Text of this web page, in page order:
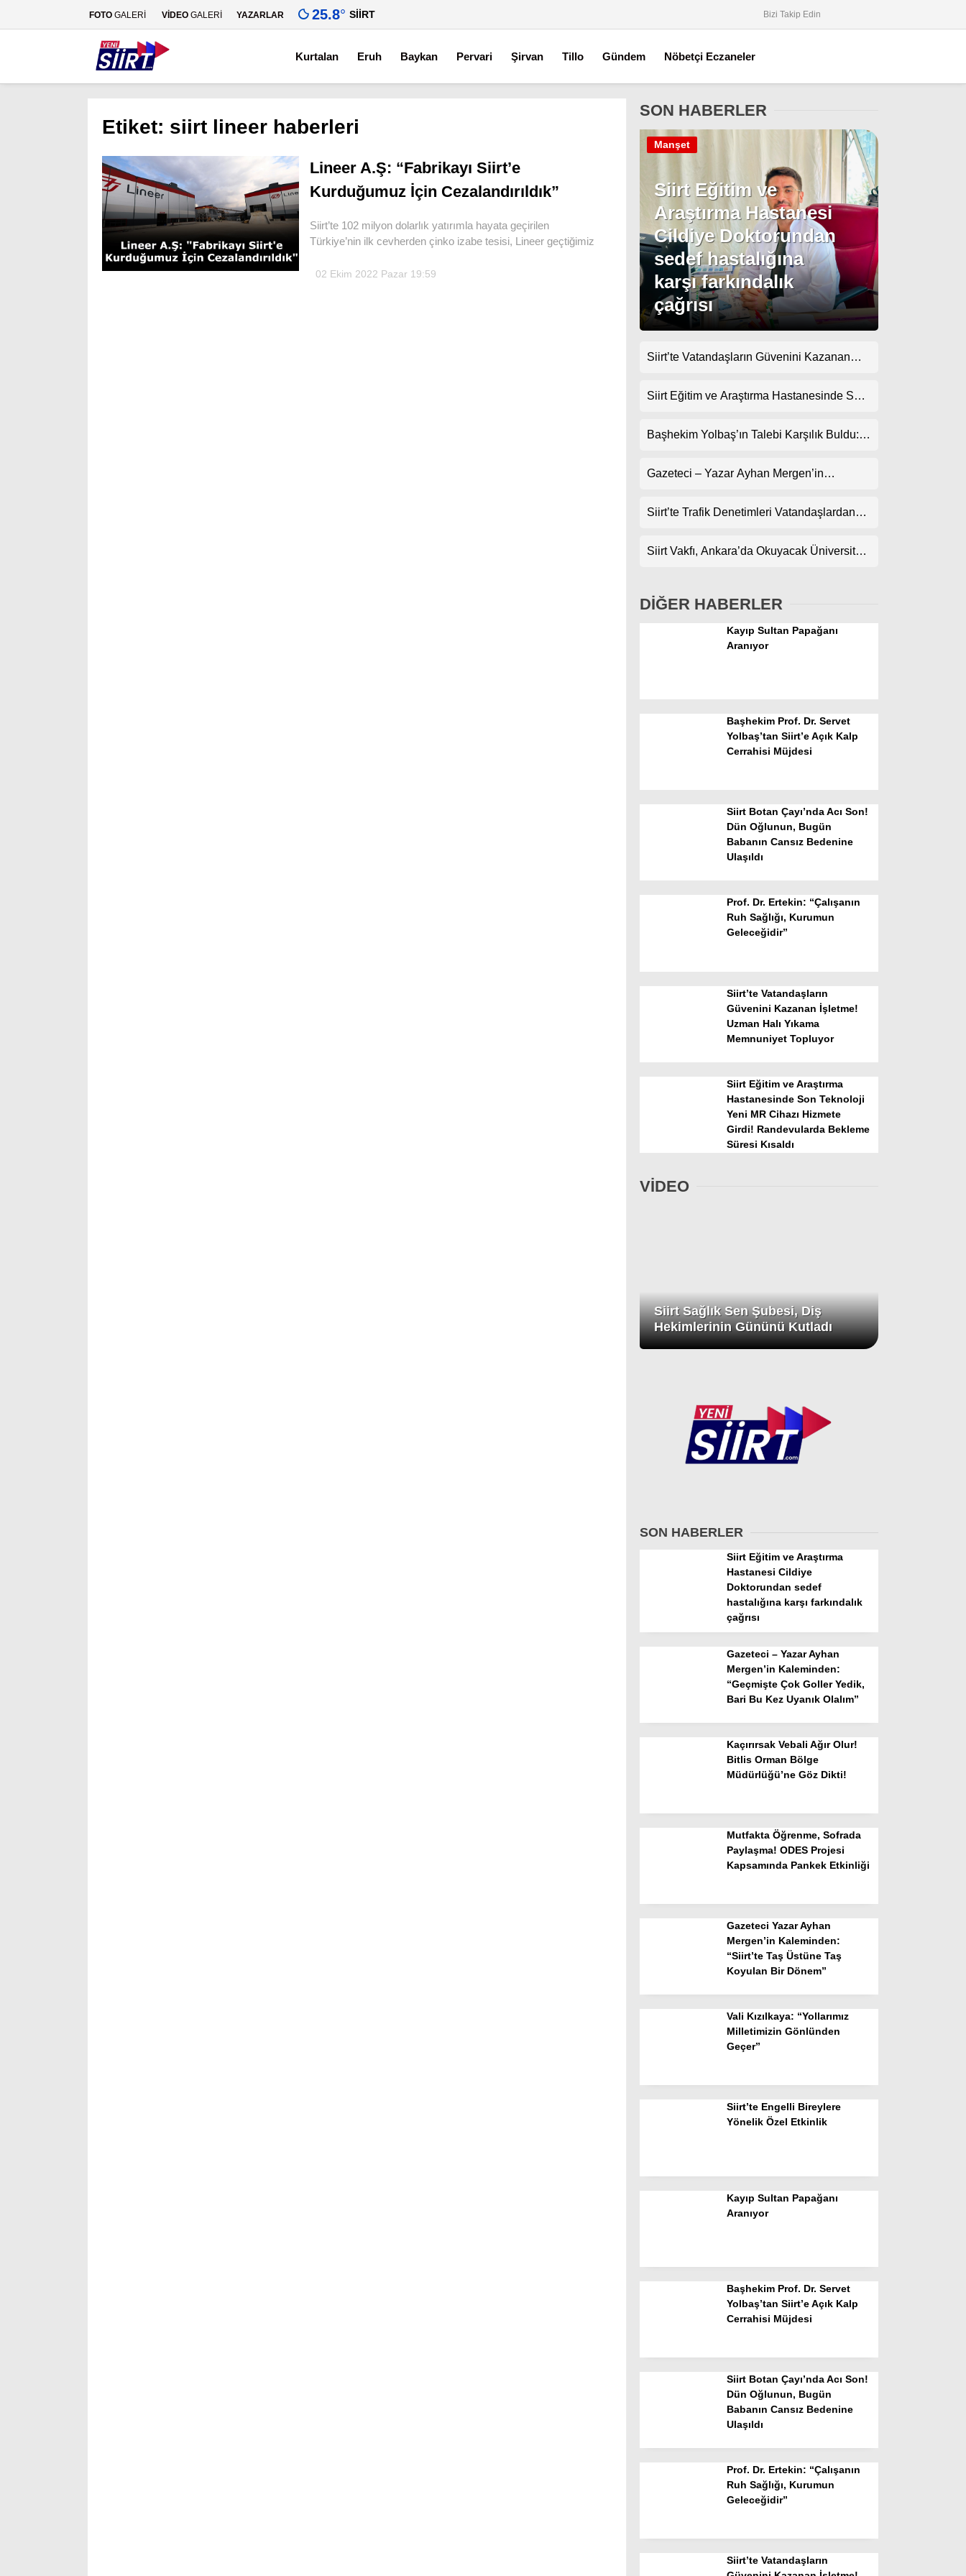
Gündem
Dünya
Spor
Facebook
FOTO GALERİ VİDEO GALERİ YAZARLAR 25.8° SIIRT Bizi Takip Edin
Kurtalan Eruh Baykan Pervari Şirvan Tillo Gündem Nöbetçi Eczaneler
Etiket: siirt lineer haberleri
Lineer A.Ş: “Fabrikayı Siirt’e
Kurduğumuz İçin Cezalandırıldık”
​Siirt’te 102 milyon dolarlık yatırımla hayata geçirilen
Türkiye’nin ilk cevherden çinko izabe tesisi, Lineer geçtiğimiz
02 Ekim 2022 Pazar 19:59
SON HABERLER
Siirt Eğitim ve
Araştırma Hastanesi
Cildiye Doktorundan
sedef hastalığına
karşı farkındalık
çağrısı
Manşet
Siirt’te Vatandaşların Güvenini Kazanan
Topluyor
Siirt Eğitim ve Araştırma Hastanesinde Son
Randevularda Bekleme Süresi Kısaldı
Başhekim Yolbaş’ın Talebi Karşılık Buldu:
Gazeteci – Yazar Ayhan Mergen’in
Kuralları”
Siirt’te Trafik Denetimleri Vatandaşlardan
Siirt Vakfı, Ankara’da Okuyacak Üniversite
DİĞER HABERLER
Kayıp Sultan Papağanı
Aranıyor
Başhekim Prof. Dr. Servet
Yolbaş’tan Siirt’e Açık Kalp
Cerrahisi Müjdesi
Siirt Botan Çayı’nda Acı Son!
Dün Oğlunun, Bugün
Babanın Cansız Bedenine
Ulaşıldı
Prof. Dr. Ertekin: “Çalışanın
Ruh Sağlığı, Kurumun
Geleceğidir”
Siirt’te Vatandaşların
Güvenini Kazanan İşletme!
Uzman Halı Yıkama
Memnuniyet Topluyor
Siirt Eğitim ve Araştırma
Hastanesinde Son Teknoloji
Yeni MR Cihazı Hizmete
Girdi! Randevularda Bekleme
Süresi Kısaldı
VİDEO
Siirt Sağlık Sen Şubesi, Diş
Hekimlerinin Gününü Kutladı
SON HABERLER
Siirt Eğitim ve Araştırma
Hastanesi Cildiye
Doktorundan sedef
hastalığına karşı farkındalık
çağrısı
Gazeteci – Yazar Ayhan
Mergen’in Kaleminden:
“Geçmişte Çok Goller Yedik,
Bari Bu Kez Uyanık Olalım”
Kaçırırsak Vebali Ağır Olur!
Bitlis Orman Bölge
Müdürlüğü’ne Göz Dikti!
Mutfakta Öğrenme, Sofrada
Paylaşma! ODES Projesi
Kapsamında Pankek Etkinliği
Gazeteci Yazar Ayhan
Mergen’in Kaleminden:
“Siirt’te Taş Üstüne Taş
Koyulan Bir Dönem”
Vali Kızılkaya: “Yollarımız
Milletimizin Gönlünden
Geçer”
Siirt’te Engelli Bireylere
Yönelik Özel Etkinlik
Kayıp Sultan Papağanı
Aranıyor
Başhekim Prof. Dr. Servet
Yolbaş’tan Siirt’e Açık Kalp
Cerrahisi Müjdesi
Siirt Botan Çayı’nda Acı Son!
Dün Oğlunun, Bugün
Babanın Cansız Bedenine
Ulaşıldı
Prof. Dr. Ertekin: “Çalışanın
Ruh Sağlığı, Kurumun
Geleceğidir”
Siirt’te Vatandaşların